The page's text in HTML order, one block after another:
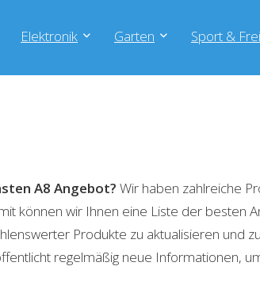
Elektronik Garten Sport &
A8 Angebot? Wir haben zahlreiche
können wir Ihnen eine Liste der besten
Produkte zu aktualisieren und zu
regelmäßig neue Informationen,